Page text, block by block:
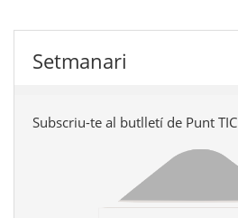
Setmanari
Subscriu-te al butlletí de Punt TIC